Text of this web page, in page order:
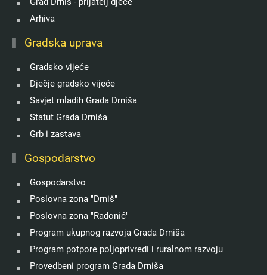
Arhiva
Gradska uprava
Gradsko vijeće
Dječje gradsko vijeće
Savjet mladih Grada Drniša
Statut Grada Drniša
Grb i zastava
Gospodarstvo
Gospodarstvo
Poslovna zona "Drniš"
Poslovna zona "Radonić"
Program ukupnog razvoja Grada Drniša
Program potpore poljoprivredi i ruralnom razvoju
Provedbeni program Grada Drniša